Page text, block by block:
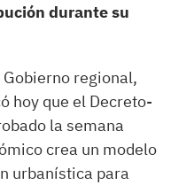
durante su
regional,
hoy que el Decreto-
la semana
crea un modelo
urbanística para